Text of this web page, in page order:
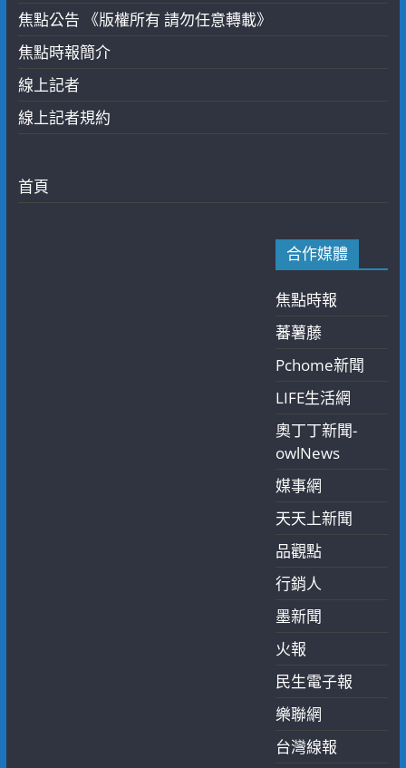
焦點公告 《版權所有 請勿任意轉載》
焦點時報簡介
線上記者
線上記者規約
首頁
合作媒體
焦點時報
蕃薯藤
Pchome新聞
LIFE生活網
奧丁丁新聞-
owlNews
媒事網
天天上新聞
品觀點
行銷人
墨新聞
火報
民生電子報
樂聯網
台灣線報